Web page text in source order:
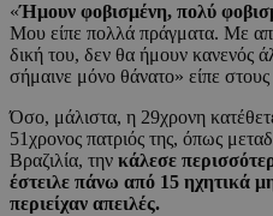
«Ήμουν φοβισμένη, πολύ
Μου είπε πολλά πράγματα. Με
δική του, δεν θα ήμουν κανενός
σήμαινε μόνο θάνατο» είπε
Όσο, μάλιστα, η 29χρονη
51χρονος πατριός της, όπως
Βραζιλία, την κάλεσε
έστειλε πάνω από 15 ηχητικά
περιείχαν απειλές.